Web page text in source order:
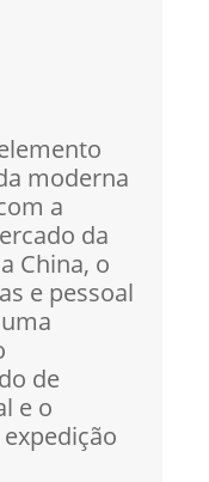
moderna
a
da
China, o
e pessoal
de
e o